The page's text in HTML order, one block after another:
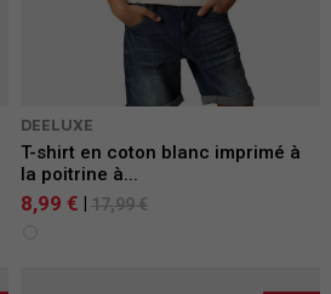
DEELUXE
T-shirt en coton blanc imprimé à
la poitrine à...
8,99 € | 17,99 €